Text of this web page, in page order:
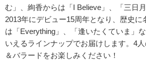
む」、絢香からは「I Believe」、「三日
2013年にデビュー15周年となり、歴史に
は「Everything」、「逢いたくていま」
いえるラインナップでお届けします。4
＆バラードをお楽しみください！